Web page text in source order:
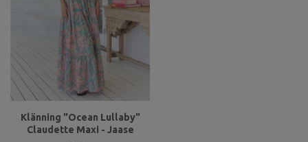
Klänning "Ocean Lullaby"
Claudette Maxi - Jaase